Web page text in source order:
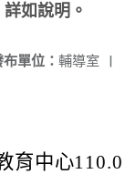
如說明。
布單位： 輔導室 |
育中心